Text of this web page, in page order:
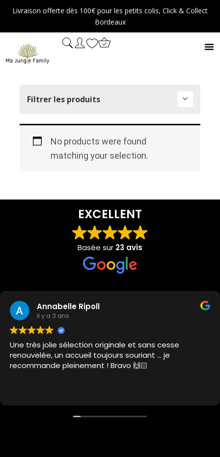
Aller
contenu
Livraison offerte dès 100€ pour les petits colis, Click & Collect
Bordeaux
Filtrer les produits
No products were found
matching your selection.
EXCELLENT
Basée sur 23 avis
Annabelle Ripoll
il y a 3 ans
Une très jolie sélection originale et sans cesse
renouvelée, un accueil toujours souriant … je
recommande pleinement ! Bravo 🙌🏻